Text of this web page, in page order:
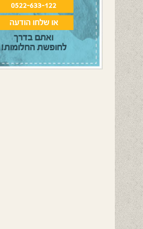
0522-633-122
או שלחו הודעה
ואתם בדרך
לחופשת החלומות!